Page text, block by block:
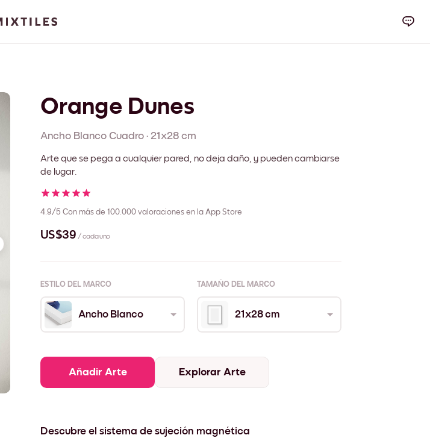
Orange Dunes
Ancho Blanco Cuadro · 21x28 cm
Arte que se pega a cualquier pared, no deja daño, y pueden cambiarse
de lugar.
4.9/5 Con más de 100.000 valoraciones en la App Store
US$39 / cada uno
ESTILO DEL MARCO TAMAÑO DEL MARCO
Ancho Blanco 21x28 cm
Añadir Arte Explorar Arte
Descubre el sistema de sujeción magnética